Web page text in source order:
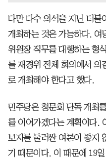
다만 다수 의석을 지닌 더불
개최하는 것은 가능하다. 여
위원장 직무를 대행하는 형
를 재경위 전체 회의에서 의
로 개최해야 한다고 했다.
민주당은 청문회 단독 개최
를 이어가겠다는 계획이다.
보자를 둘러싼 여론이 좋지
기 때문이다. 이 때문에 19